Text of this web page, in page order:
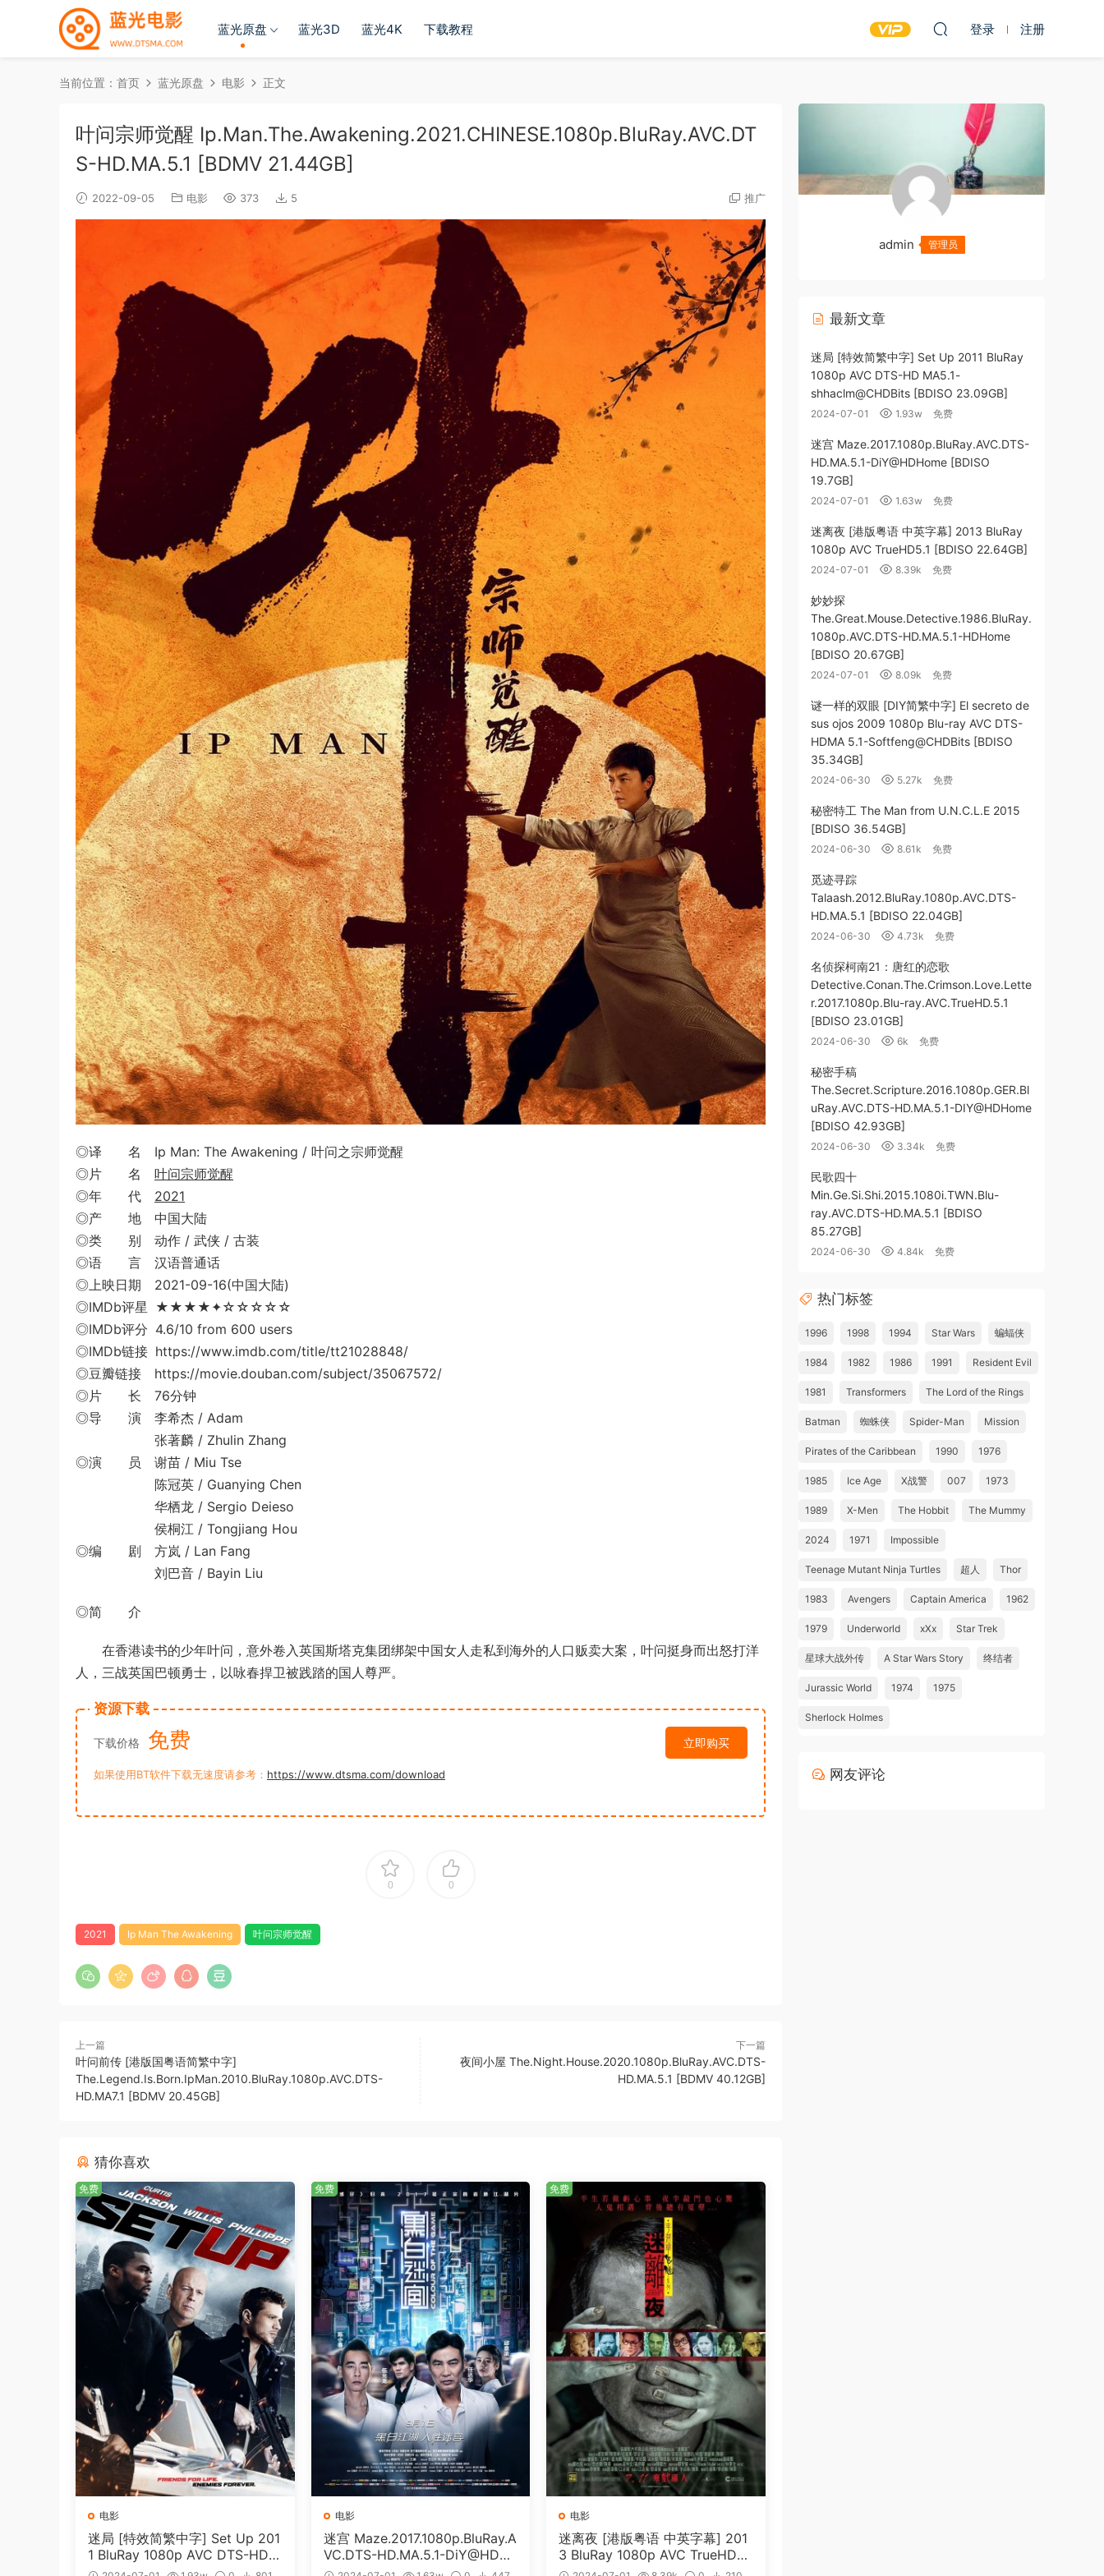
蓝光原盘 蓝光3D 蓝光4K 下载教程 登录 注册
当前位置： 首页 蓝光原盘 电影 正文
叶问宗师觉醒 Ip.Man.The.Awakening.2021.CHINESE.1080p.BluRay.AVC.DT
S-HD.MA.5.1 [BDMV 21.44GB]
2022-09-05 电影 373 5 推广
◎译 名 Ip Man: The Awakening / 叶问之宗师觉醒
◎片 名 叶问宗师觉醒
◎年 代 2021
◎产 地 中国大陆
◎类 别 动作 / 武侠 / 古装
◎语 言 汉语普通话
◎上映日期 2021-09-16(中国大陆)
◎IMDb评星 ★★★★✦☆☆☆☆☆
◎IMDb评分 4.6/10 from 600 users
◎IMDb链接 https://www.imdb.com/title/tt21028848/
◎豆瓣链接 https://movie.douban.com/subject/35067572/
◎片 长 76分钟
◎导 演 李希杰 / Adam
张著麟 / Zhulin Zhang
◎演 员 谢苗 / Miu Tse
陈冠英 / Guanying Chen
华栖龙 / Sergio Deieso
侯桐江 / Tongjiang Hou
◎编 剧 方岚 / Lan Fang
刘巴音 / Bayin Liu
◎简 介
在香港读书的少年叶问，意外卷入英国斯塔克集团绑架中国女人走私到海外的人口贩卖大案，叶问挺身而出怒打洋
人，三战英国巴顿勇士，以咏春捍卫被践踏的国人尊严。
资源下载
下载价格 免费 立即购买
如果使用BT软件下载无速度请参考： https://www.dtsma.com/download
0 0
2021 Ip Man The Awakening 叶问宗师觉醒
上一篇
叶问前传 [港版国粤语简繁中字]
The.Legend.Is.Born.IpMan.2010.BluRay.1080p.AVC.DTS-
HD.MA7.1 [BDMV 20.45GB]
下一篇
夜间小屋 The.Night.House.2020.1080p.BluRay.AVC.DTS-
HD.MA.5.1 [BDMV 40.12GB]
猜你喜欢
电影
迷局 [特效简繁中字] Set Up 201
1 BluRay 1080p AVC DTS-HD
MA5.1-shhaclm@CHDBits [BDI
免费
电影
迷宫 Maze.2017.1080p.BluRay.A
VC.DTS-HD.MA.5.1-DiY@HDHo
me [BDISO 19.7GB]
免费
电影
迷离夜 [港版粤语 中英字幕] 201
3 BluRay 1080p AVC TrueHD5.
1 [BDISO 22.64GB]
免费
admin 管理员
最新文章
迷局 [特效简繁中字] Set Up 2011 BluRay
1080p AVC DTS-HD MA5.1-
shhaclm@CHDBits [BDISO 23.09GB]
2024-07-01 1.93w 免费
迷宫 Maze.2017.1080p.BluRay.AVC.DTS-
HD.MA.5.1-DiY@HDHome [BDISO
19.7GB]
2024-07-01 1.63w 免费
迷离夜 [港版粤语 中英字幕] 2013 BluRay
1080p AVC TrueHD5.1 [BDISO 22.64GB]
2024-07-01 8.39k 免费
妙妙探
The.Great.Mouse.Detective.1986.BluRay.
1080p.AVC.DTS-HD.MA.5.1-HDHome
[BDISO 20.67GB]
2024-07-01 8.09k 免费
谜一样的双眼 [DIY简繁中字] El secreto de
sus ojos 2009 1080p Blu-ray AVC DTS-
HDMA 5.1-Softfeng@CHDBits [BDISO
35.34GB]
2024-06-30 5.27k 免费
秘密特工 The Man from U.N.C.L.E 2015
[BDISO 36.54GB]
2024-06-30 8.61k 免费
觅迹寻踪
Talaash.2012.BluRay.1080p.AVC.DTS-
HD.MA.5.1 [BDISO 22.04GB]
2024-06-30 4.73k 免费
名侦探柯南21：唐红的恋歌
Detective.Conan.The.Crimson.Love.Lette
r.2017.1080p.Blu-ray.AVC.TrueHD.5.1
[BDISO 23.01GB]
2024-06-30 6k 免费
秘密手稿
The.Secret.Scripture.2016.1080p.GER.Bl
uRay.AVC.DTS-HD.MA.5.1-DIY@HDHome
[BDISO 42.93GB]
2024-06-30 3.34k 免费
民歌四十
Min.Ge.Si.Shi.2015.1080i.TWN.Blu-
ray.AVC.DTS-HD.MA.5.1 [BDISO
85.27GB]
2024-06-30 4.84k 免费
热门标签
1996 1998 1994 Star Wars 蝙蝠侠
1984 1982 1986 1991 Resident Evil
1981 Transformers The Lord of the Rings
Batman 蜘蛛侠 Spider-Man Mission
Pirates of the Caribbean 1990 1976
1985 Ice Age X战警 007 1973
1989 X-Men The Hobbit The Mummy
2024 1971 Impossible
Teenage Mutant Ninja Turtles 超人 Thor
1983 Avengers Captain America 1962
1979 Underworld xXx Star Trek
星球大战外传 A Star Wars Story 终结者
Jurassic World 1974 1975
Sherlock Holmes
网友评论